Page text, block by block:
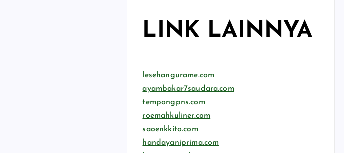
LINK LAINNYA
lesehangurame.com
ayambakar7saudara.com
tempongpns.com
roemahkuliner.com
saoenkkito.com
handayaniprima.com